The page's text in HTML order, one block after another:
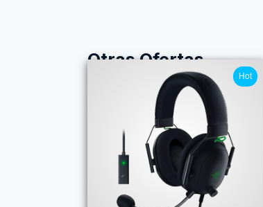
Otras Ofertas
Hot